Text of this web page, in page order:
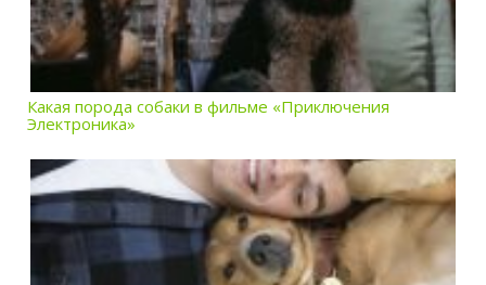
Какая порода собаки в фильме «Приключения
Электроника»